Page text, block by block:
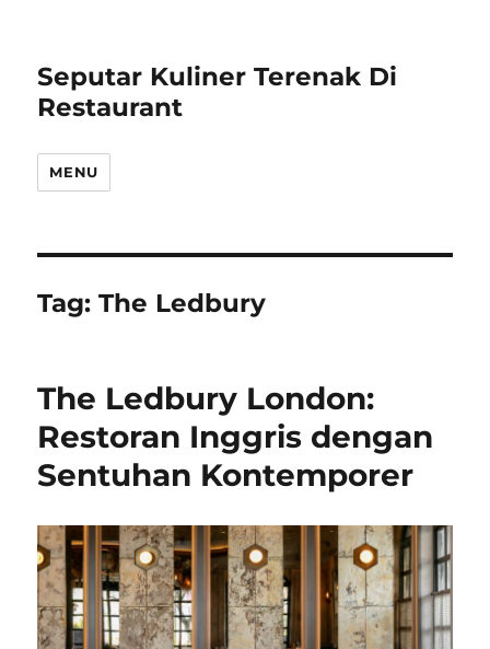
Seputar Kuliner Terenak Di
Restaurant
MENU
Tag:The Ledbury
The Ledbury London:
Restoran Inggris dengan
Sentuhan Kontemporer